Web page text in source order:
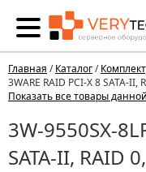
Главная /Каталог/
3WARE RAID PCI-X 8 SATA-II,
Показать все товары
3W-9550SX-
SATA-II, RAID